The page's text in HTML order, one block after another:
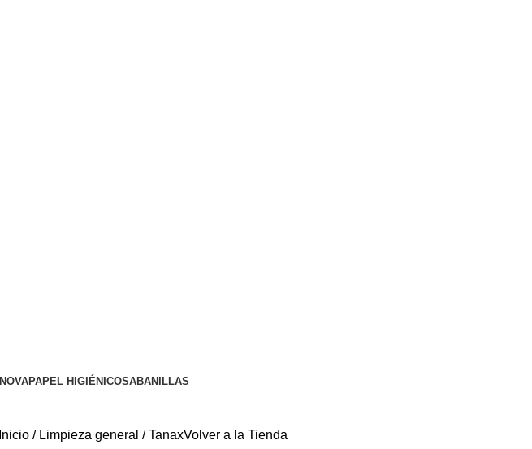
NOVAPAPEL HIGIÉNICOSABANILLAS
Inicio Limpieza general TanaxVolver a la Tienda